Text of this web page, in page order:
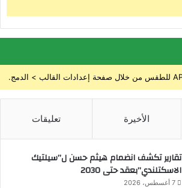
الأخيرة تعليقات
تقارير تكشف انضمام هيثم حسن ل”سيلتيك
الاسكتلندي”بعقد حتى 2030
7 أغسطس، 2026